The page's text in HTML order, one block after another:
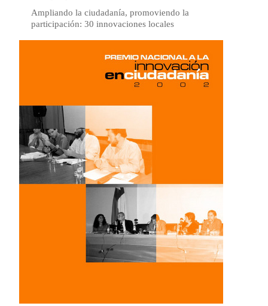
Ampliando la ciudadanía, promoviendo la
participación: 30 innovaciones locales